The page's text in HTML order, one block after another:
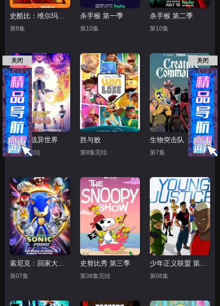
第9集
杀手猴 第一季
第10集
杀手猴 第二季
第10集
少女大战异世界
第13集完结
胜与败
第8集完结
生物突击队
第7集
第07集
史努比秀 第三季
第38集完结 第08集
关闭 关闭